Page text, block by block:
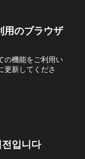
用のブラウザ
の機能をご利用い
更新してくださ
입니다